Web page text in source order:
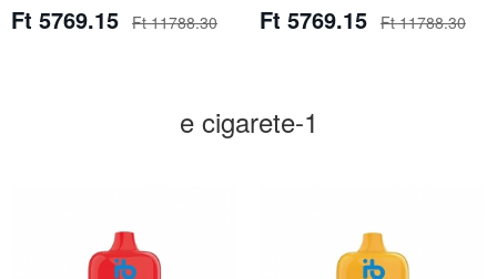
Ft 5769.15 Ft 11788.30 Ft 5769.15 Ft 11788.30
e cigarete-1